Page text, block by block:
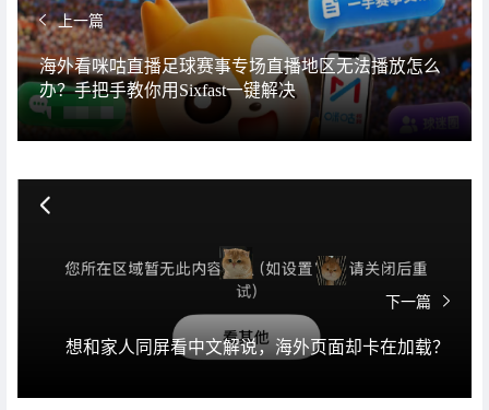
上一篇
海外看咪咕直播足球赛事专场直播地区无法播放怎么
办？手把手教你用Sixfast一键解决
下一篇
想和家人同屏看中文解说，海外页面却卡在加载？